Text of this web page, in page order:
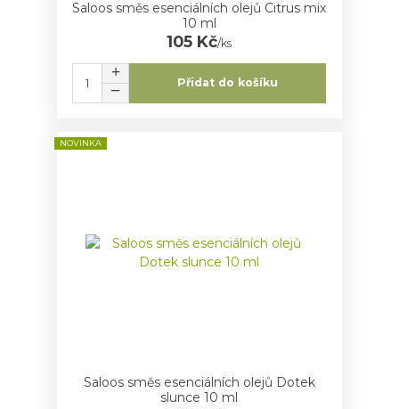
Saloos směs esenciálních olejů Citrus mix
10 ml
105 Kč/ks
Přidat do košíku
NOVINKA
Saloos směs esenciálních olejů Dotek
slunce 10 ml